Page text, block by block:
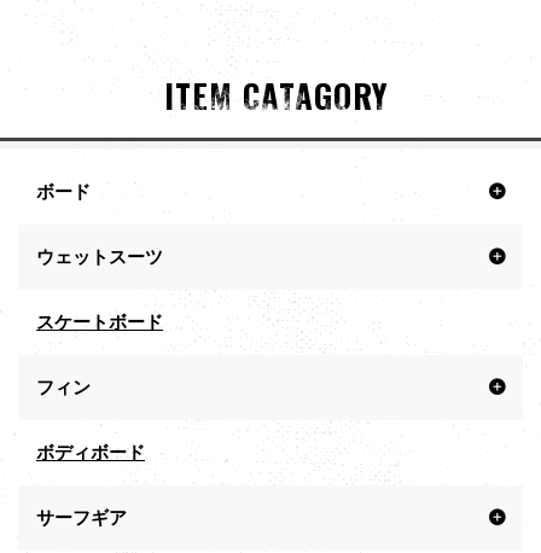
ITEM CATAGORY
ボード
ウェットスーツ
スケートボード
フィン
ボディボード
サーフギア